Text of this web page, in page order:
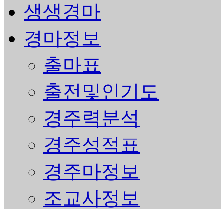
생생경마
경마정보
출마표
출전및인기도
경주력분석
경주성적표
경주마정보
조교사정보